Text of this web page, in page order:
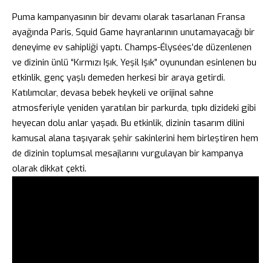
Puma kampanyasının bir devamı olarak tasarlanan Fransa
ayağında Paris, Squid Game hayranlarının unutamayacağı bir
deneyime ev sahipliği yaptı. Champs-Élysées’de düzenlenen
ve dizinin ünlü “Kırmızı Işık, Yeşil Işık” oyunundan esinlenen bu
etkinlik, genç yaşlı demeden herkesi bir araya getirdi.
Katılımcılar, devasa bebek heykeli ve orijinal sahne
atmosferiyle yeniden yaratılan bir parkurda, tıpkı dizideki gibi
heyecan dolu anlar yaşadı. Bu etkinlik, dizinin tasarım dilini
kamusal alana taşıyarak şehir sakinlerini hem birleştiren hem
de dizinin toplumsal mesajlarını vurgulayan bir kampanya
olarak dikkat çekti.